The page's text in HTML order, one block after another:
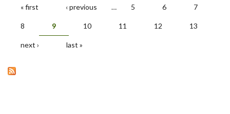
« first ‹ previous … 5 6 7
8 9 10 11 12 13
next › last »